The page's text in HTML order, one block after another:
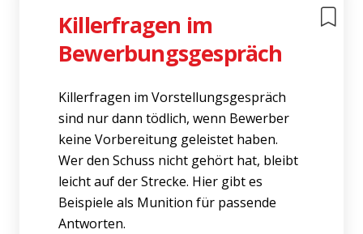
Killerfragen im
Bewerbungsgespräch
Killerfragen im Vorstellungsgespräch
sind nur dann tödlich, wenn Bewerber
keine Vorbereitung geleistet haben.
Wer den Schuss nicht gehört hat, bleibt
leicht auf der Strecke. Hier gibt es
Beispiele als Munition für passende
Antworten.